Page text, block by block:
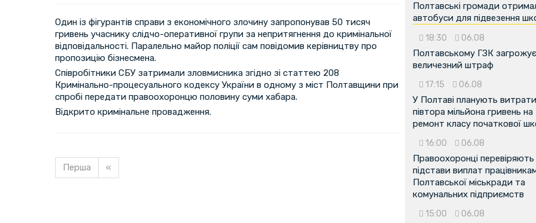
Один із фігурантів справи з економічного злочину запропонував 50 тисяч
гривень учаснику слідчо-оперативної групи за непритягнення до кримінальної
відповідальності. Паралельно майор поліції сам повідомив керівництву про
пропозицію бізнесмена.
Співробітники СБУ затримали зловмисника згідно зі статтею 208
Кримінально-процесуального кодексу України в одному з міст Полтавщини при
спробі передати правоохоронцю половину суми хабара.
Відкрито кримінальне провадження.
Перша «
Полтавські громади
автобуси для підвезення
18:30 06.08
Полтавському ГЗК загрожує
величезний штраф
17:15 06.08
У Полтаві планують
півтора мільйона гривень на
ремонт класу початкової
16:00 06.08
Правоохоронці перевіряють
підстави виплат
Полтавської міськради та
комунальних підприємств
15:00 06.08